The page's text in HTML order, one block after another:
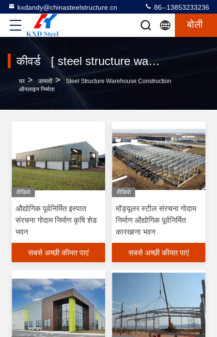
kxdandy@chinasteelstructure.cn 86--13853233236
बोली
कीवर्ड [ steel structure warehouse construction ] मैच 120 उत्पादों
घर > उत्पादों >
Steel Structure Warehouse Construction
ऑनलाइन निर्माता
वीडियो
औद्योगिक पूर्वनिर्मित इस्पात
संरचना गोदाम निर्माण कृषि शेड
भवन
सबसे अच्छी कीमत पाएं
वीडियो
मॉड्यूलर स्टील संरचना गोदाम
निर्माण औद्योगिक पूर्वनिर्मित
कारखाना भवन
सबसे अच्छी कीमत पाएं